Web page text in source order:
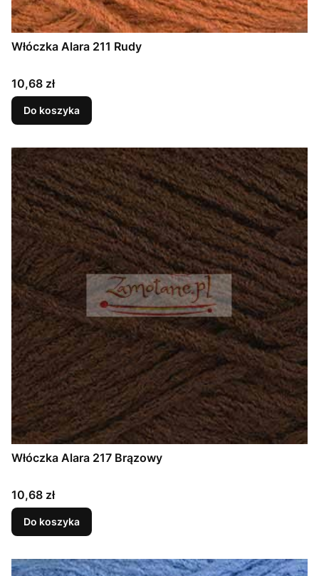
Włóczka Alara 211 Rudy
Cena
10,68 zł
Do koszyka
Włóczka Alara 217 Brązowy
Cena
10,68 zł
Do koszyka